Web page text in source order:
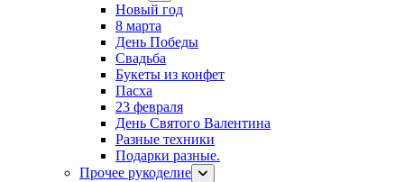
Новый год
8 марта
День Победы
Свадьба
Букеты из конфет
Пасха
23 февраля
День Святого Валентина
Разные техники
Подарки разные.
Прочее рукоделие